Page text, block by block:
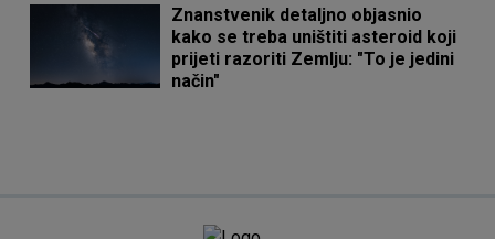
Znanstvenik detaljno objasnio
kako se treba uništiti asteroid koji
prijeti razoriti Zemlju: "To je jedini
način"